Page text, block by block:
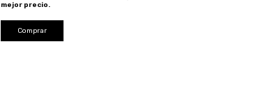
mejor precio.